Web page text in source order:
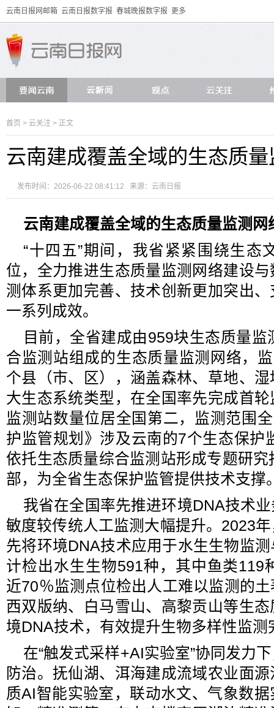
云南日报网邮箱 云南日报数字报 春城晚报数字报 更多
首页 > 云关注 > 正文
云南建成覆盖全域的生态质
发布时间：2026-06-22 08:41:12 来源： 云南日报
云南建成覆盖全域的生态质量监测网
“十四五”期间，我省紧紧围绕生态
位，全力推进生态质量监测网络建设
测体系更加完善、技术创新更加突出
一系列成效。
目前，全省建成由959块生态质量
合监测站组成的生态质量监测网络，
个县（市、区），涵盖森林、草地、
大生态系统类型，在全国率先完成首
监测站数量位居全国第二，监测范围
护监管规划》涉及云南的7个生态保护
依托生态质量综合监测站形成专题研
部，为全省生态保护监管提供技术支撑
我省在全国率先推进环境DNA技术
敏度较传统人工监测大幅提升。2023
先将环境DNA技术应用于水生生物监
计检出水生生物591种，其中鱼类119
近70％监测点位检出人工难以监测的
西双版纳、白马雪山、高黎贡山等生
境DNA技术，有效提升生物多样性监测
在“触发式采样+AI实验室”协同发力
防治。抚仙湖、洱海建成流域农业面
质AI智能实验室，联动水文、气象数